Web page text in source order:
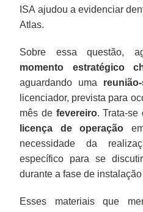
ISA ajudou a evidenciar
Atlas.
Sobre essa questão,
momento estratégico
aguardando uma
licenciador, prevista para
mês de fevereiro. Trata-
licença de operação
necessidade da
específico para se
durante a fase de
Esses materiais que